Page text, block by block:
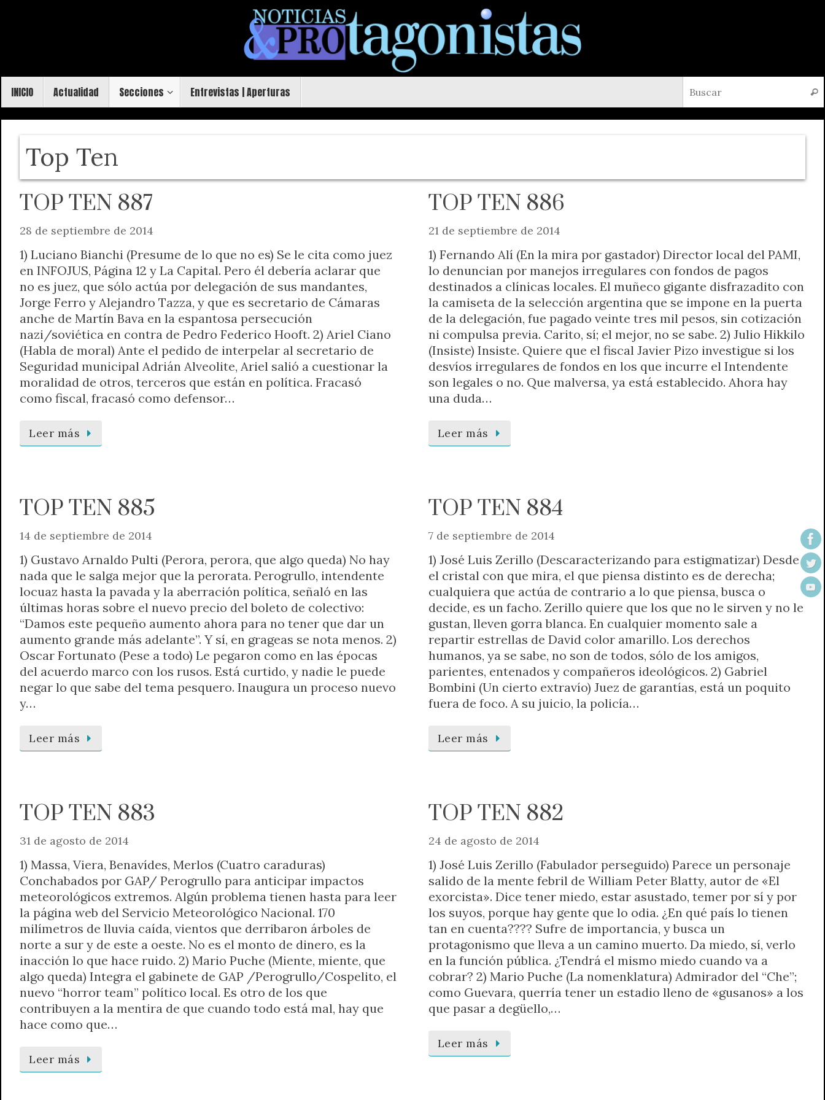
contenido
INICIO Actualidad Secciones Entrevistas | Aperturas
Top Ten
TOP TEN 887
28 de septiembre de 2014
1) Luciano Bianchi (Presume de lo que no es) Se le cita como juez
en INFOJUS, Página 12 y La Capital. Pero él debería aclarar que
no es juez, que sólo actúa por delegación de sus mandantes,
Jorge Ferro y Alejandro Tazza, y que es secretario de Cámaras
anche de Martín Bava en la espantosa persecución
nazi/soviética en contra de Pedro Federico Hooft. 2) Ariel Ciano
(Habla de moral) Ante el pedido de interpelar al secretario de
Seguridad municipal Adrián Alveolite, Ariel salió a cuestionar la
moralidad de otros, terceros que están en política. Fracasó
como fiscal, fracasó como defensor…
Leer más
TOP TEN 886
21 de septiembre de 2014
1) Fernando Alí (En la mira por gastador) Director local del PAMI,
lo denuncian por manejos irregulares con fondos de pagos
destinados a clínicas locales. El muñeco gigante disfrazadito con
la camiseta de la selección argentina que se impone en la puerta
de la delegación, fue pagado veinte tres mil pesos, sin cotización
ni compulsa previa. Carito, sí; el mejor, no se sabe. 2) Julio Hikkilo
(Insiste) Insiste. Quiere que el fiscal Javier Pizo investigue si los
desvíos irregulares de fondos en los que incurre el Intendente
son legales o no. Que malversa, ya está establecido. Ahora hay
una duda…
Leer más
TOP TEN 885
14 de septiembre de 2014
1) Gustavo Arnaldo Pulti (Perora, perora, que algo queda) No hay
nada que le salga mejor que la perorata. Perogrullo, intendente
locuaz hasta la pavada y la aberración política, señaló en las
últimas horas sobre el nuevo precio del boleto de colectivo:
“Damos este pequeño aumento ahora para no tener que dar un
aumento grande más adelante”. Y sí, en grageas se nota menos. 2)
Oscar Fortunato (Pese a todo) Le pegaron como en las épocas
del acuerdo marco con los rusos. Está curtido, y nadie le puede
negar lo que sabe del tema pesquero. Inaugura un proceso nuevo
y…
Leer más
TOP TEN 884
7 de septiembre de 2014
1) José Luis Zerillo (Descaracterizando para estigmatizar) Desde
el cristal con que mira, el que piensa distinto es de derecha;
cualquiera que actúa de contrario a lo que piensa, busca o
decide, es un facho. Zerillo quiere que los que no le sirven y no le
gustan, lleven gorra blanca. En cualquier momento sale a
repartir estrellas de David color amarillo. Los derechos
humanos, ya se sabe, no son de todos, sólo de los amigos,
parientes, entenados y compañeros ideológicos. 2) Gabriel
Bombini (Un cierto extravío) Juez de garantías, está un poquito
fuera de foco. A su juicio, la policía…
Leer más
TOP TEN 883
31 de agosto de 2014
1) Massa, Viera, Benavídes, Merlos (Cuatro caraduras)
Conchabados por GAP/ Perogrullo para anticipar impactos
meteorológicos extremos. Algún problema tienen hasta para leer
la página web del Servicio Meteorológico Nacional. 170
milímetros de lluvia caída, vientos que derribaron árboles de
norte a sur y de este a oeste. No es el monto de dinero, es la
inacción lo que hace ruido. 2) Mario Puche (Miente, miente, que
algo queda) Integra el gabinete de GAP /Perogrullo/Cospelito, el
nuevo “horror team” político local. Es otro de los que
contribuyen a la mentira de que cuando todo está mal, hay que
hace como que…
Leer más
TOP TEN 882
24 de agosto de 2014
1) José Luis Zerillo (Fabulador perseguido) Parece un personaje
salido de la mente febril de William Peter Blatty, autor de «El
exorcista». Dice tener miedo, estar asustado, temer por sí y por
los suyos, porque hay gente que lo odia. ¿En qué país lo tienen
tan en cuenta???? Sufre de importancia, y busca un
protagonismo que lleva a un camino muerto. Da miedo, sí, verlo
en la función pública. ¿Tendrá el mismo miedo cuando va a
cobrar? 2) Mario Puche (La nomenklatura) Admirador del “Che”;
como Guevara, querría tener un estadio lleno de «gusanos» a los
que pasar a degüello,…
Leer más